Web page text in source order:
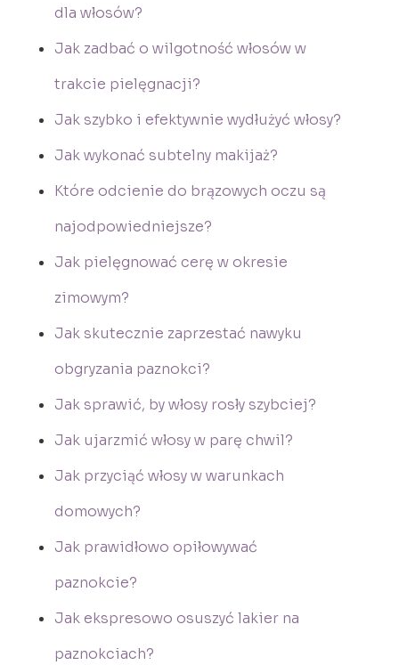
dla włosów?
Jak zadbać o wilgotność włosów w
trakcie pielęgnacji?
Jak szybko i efektywnie wydłużyć włosy?
Jak wykonać subtelny makijaż?
Które odcienie do brązowych oczu są
najodpowiedniejsze?
Jak pielęgnować cerę w okresie
zimowym?
Jak skutecznie zaprzestać nawyku
obgryzania paznokci?
Jak sprawić, by włosy rosły szybciej?
Jak ujarzmić włosy w parę chwil?
Jak przyciąć włosy w warunkach
domowych?
Jak prawidłowo opiłowywać
paznokcie?
Jak ekspresowo osuszyć lakier na
paznokciach?